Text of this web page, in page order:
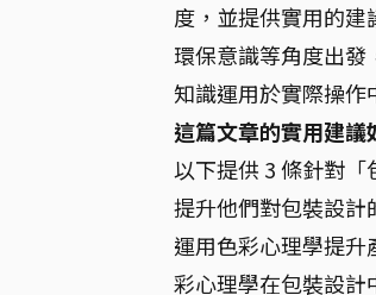
度，並提供實用的
環保意識等角度出
知識運用於實際操作
這篇文章的實用建
以下提供 3 條針對
提升他們對包裝設計
運用色彩心理學提
彩心理學在包裝設